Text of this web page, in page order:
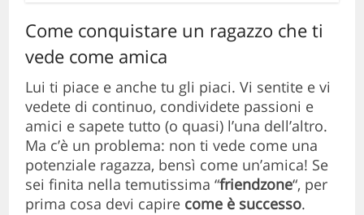
Come conquistare un ragazzo che ti
vede come amica
Lui ti piace e anche tu gli piaci. Vi sentite e vi
vedete di continuo, condividete passioni e
amici e sapete tutto (o quasi) l’una dell’altro.
Ma c’è un problema: non ti vede come una
potenziale ragazza, bensì come un’amica! Se
sei finita nella temutissima “friendzone“, per
prima cosa devi capire come è successo.